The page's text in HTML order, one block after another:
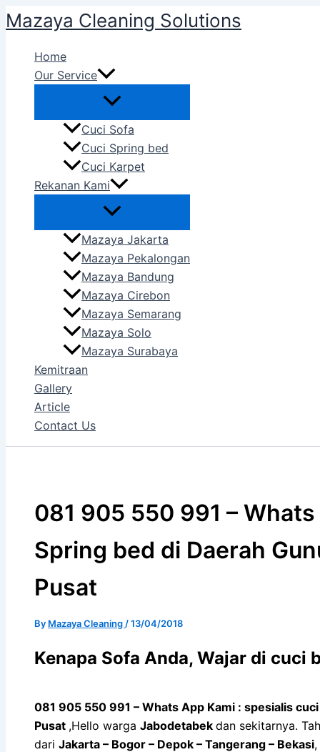
to
Mazaya Cleaning Solutions
Home
Our Service
Cuci Sofa
Cuci Spring bed
Cuci Karpet
Rekanan Kami
Mazaya Jakarta
Mazaya Pekalongan
Mazaya Bandung
Mazaya Cirebon
Mazaya Semarang
Mazaya Solo
Mazaya Surabaya
Kemitraan
Gallery
Article
Contact Us
081 905 550 991 –
Spring bed di Daerah
Pusat
By Mazaya Cleaning /13/04/2018
Kenapa Sofa Andа, Wajar di cuci
081 905 550 991 – Whats App Kami : spesialis
Pusat ,Hello warga Jabodetabek dan sekitarnya.
dari Jakarta – Bogor – Depok – Tangerang – Bekasi